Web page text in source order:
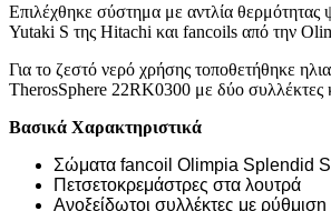
Επιλέχθηκε σύστημα με αντλία θερμότητας
Yutaki S της Hitachi και fancoils από την
Για το ζεστό νερό χρήσης τοποθετήθηκε
TherosSphere 22RK0300 με δύο συλλέκτες
Βασικά Χαρακτηριστικά
Σώματα fancoil Olimpia Splendid
Πετσετοκρεμάστρες στα λουτρά
Ανοξείδωτοι συλλέκτες με